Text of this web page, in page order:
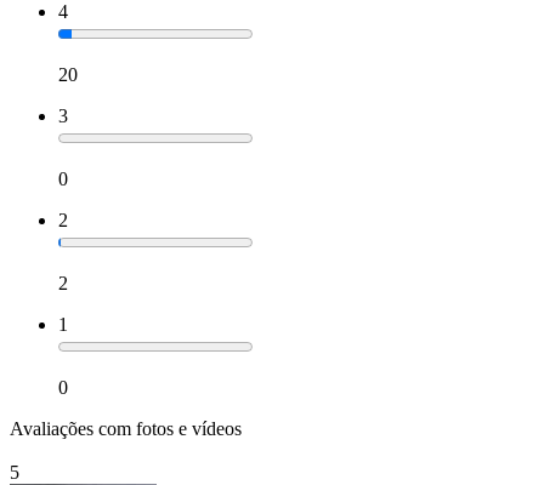
4
20
3
0
2
2
1
0
Avaliações com fotos e vídeos
5